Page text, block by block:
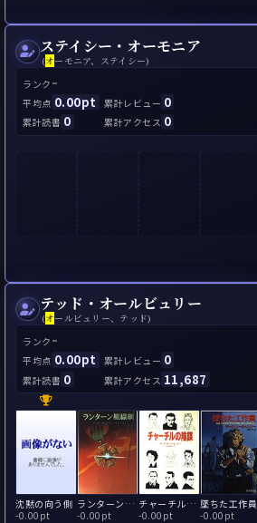
ステイシー・オーモニア
(オーモニア、ステイシー)
ランク -
平均点 0.00pt 累計レビュー 0
累計読書 0 累計アクセス 0
テッド・オールビュリー
(オールビュリー、テッド)
ランク -
平均点 0.00pt 累計レビュー 0
累計読書 0 累計アクセス 11,687
沈黙の向う側
-0.00pt
ランターン組織網
-0.00pt
チャーチルの陰謀
-0.00pt
墜ちた工作員
-0.00pt